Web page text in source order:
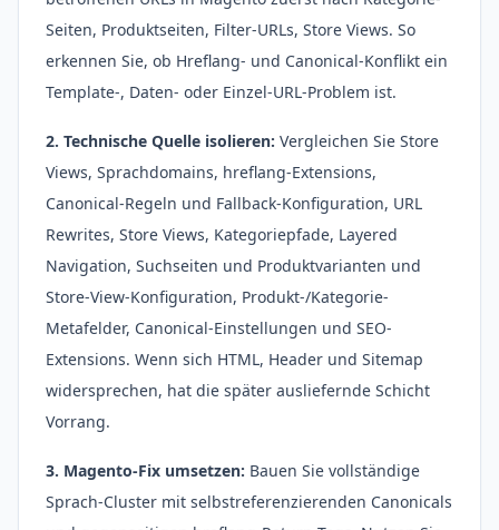
Seiten, Produktseiten, Filter-URLs, Store Views. So
erkennen Sie, ob Hreflang- und Canonical-Konflikt ein
Template-, Daten- oder Einzel-URL-Problem ist.
2. Technische Quelle isolieren: Vergleichen Sie Store
Views, Sprachdomains, hreflang-Extensions,
Canonical-Regeln und Fallback-Konfiguration, URL
Rewrites, Store Views, Kategoriepfade, Layered
Navigation, Suchseiten und Produktvarianten und
Store-View-Konfiguration, Produkt-/Kategorie-
Metafelder, Canonical-Einstellungen und SEO-
Extensions. Wenn sich HTML, Header und Sitemap
widersprechen, hat die später ausliefernde Schicht
Vorrang.
3. Magento-Fix umsetzen: Bauen Sie vollständige
Sprach-Cluster mit selbstreferenzierenden Canonicals